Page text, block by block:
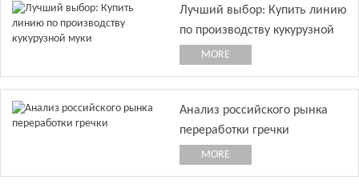
Лучший выбор: Купить линию
по производству кукурузной
мукиMORE
Анализ российского рынка
переработки гречки
MORE